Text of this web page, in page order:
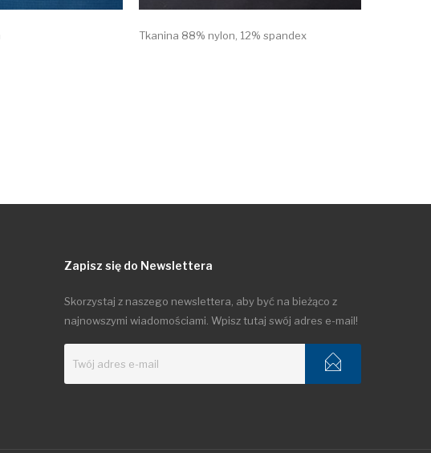
Tkanina 88% nylon, 12% spandex
Zapisz się do Newslettera
Skorzystaj z naszego newslettera, aby być na bieżąco z
najnowszymi wiadomościami. Wpisz tutaj swój adres e-mail!